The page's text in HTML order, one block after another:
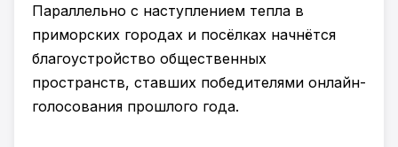
Параллельно с наступлением тепла в
приморских городах и посёлках начнётся
благоустройство общественных
пространств, ставших победителями онлайн-
голосования прошлого года.